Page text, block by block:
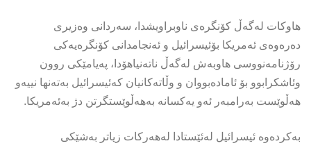
هاوکات لەگەڵ کۆنگرەی ناوبراویشدا، سەردانی وەزیری
دەرەوەی ئەمریکا بۆئیسرائیل و ئەنجامدانی کۆنگرەیەکی
رۆژنامەنووسی هاوبەش لەگەڵ ناتەنیاهۆدا، پەیامێكی روون
وئاشکرابوو بۆ ئامادەبووان و وڵاتەکانیان کەئیسرائیل بەتەنها نییەو
هەڵوێست بەرامبەر ئەو یەکسانە بەهەڵوێستگرتن دژ بەئەمریکا.
بەکردەوە ئیسرائیل لەئێستادا لەهەرکات زیاتر بەشێکی